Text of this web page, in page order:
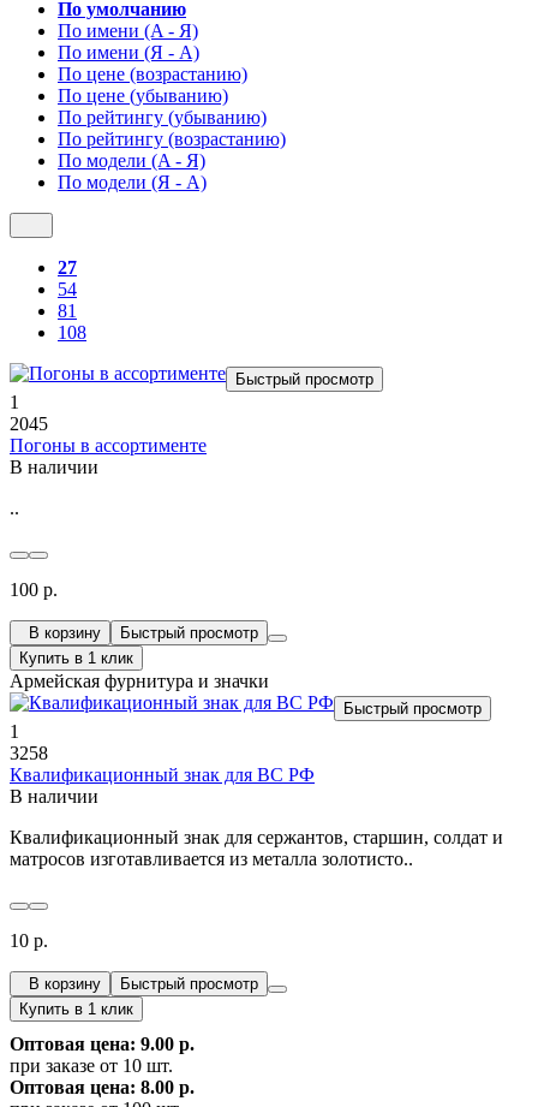
По умолчанию
По имени (A - Я)
По имени (Я - A)
По цене (возрастанию)
По цене (убыванию)
По рейтингу (убыванию)
По рейтингу (возрастанию)
По модели (A - Я)
По модели (Я - A)
27
54
81
108
Быстрый просмотр
1
2045
Погоны в ассортименте
В наличии
..
100 р.
В корзину
Быстрый просмотр
Купить в 1 клик
Армейская фурнитура и значки
Быстрый просмотр
1
3258
Квалификационный знак для ВС РФ
В наличии
Квалификационный знак для сержантов, старшин, солдат и
матросов изготавливается из металла золотисто..
10 р.
В корзину
Быстрый просмотр
Купить в 1 клик
Оптовая цена: 9.00 р.
при заказе от 10 шт.
Оптовая цена: 8.00 р.